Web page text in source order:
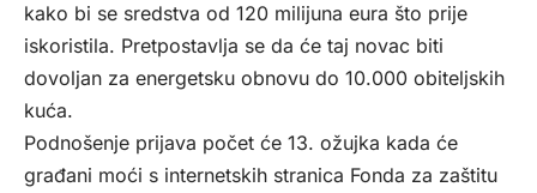
kako bi se sredstva od 120 milijuna eura što prije
iskoristila. Pretpostavlja se da će taj novac biti
dovoljan za energetsku obnovu do 10.000 obiteljskih
kuća.
Podnošenje prijava počet će 13. ožujka kada će
građani moći s internetskih stranica Fonda za zaštitu